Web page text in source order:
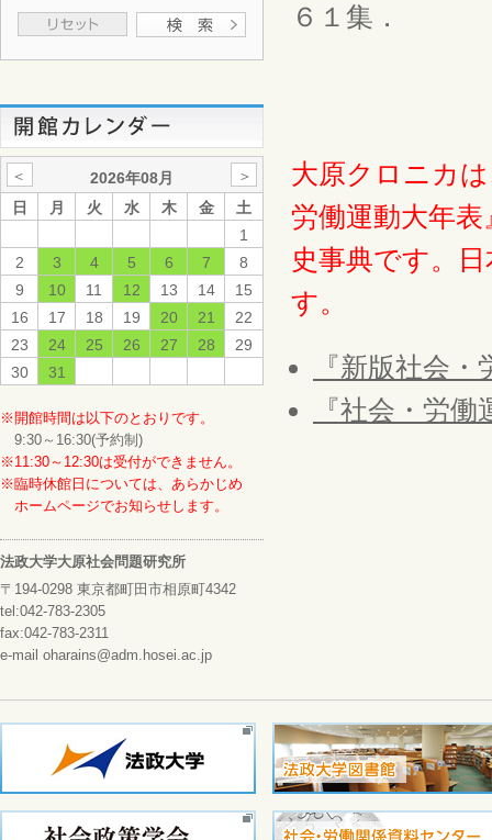
＜ 2026年08月
＞
日
月 火 水 木 金
土
1
2
3 4 5 6 7
8
9
10 11 12 13 14
15
16
17 18 19 20 21
22
23
24 25 26 27 28
29
30
31
※開館時間は以下のとおりです。
9:30～16:30(予約制)
※11:30～12:30は受付ができません。
※臨時休館日については、あらかじめ
ホームページでお知らせします。
法政大学大原社会問題研究所
〒194-0298 東京都町田市相原町4342
tel:042-783-2305
fax:042-783-2311
e-mail oharains@adm.hosei.ac.jp
６１集．
大原クロニカ
労働運動大年
史事典です。
す。
『新版社会
『社会・労